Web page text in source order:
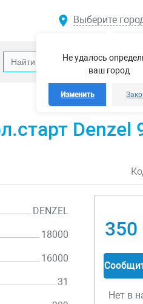
Не удалось
ваш город
Изменить
Выберите
Denzel
DENZEL
18000
16000
31
350
Нет в